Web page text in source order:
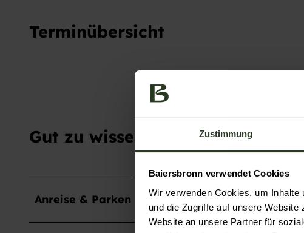
Zustimmung
Baiersbronn verwendet Cookies
Wir verwenden Cookies, um Inhalte
und die Zugriffe auf unsere
Website an unsere Partner für
Terminübersicht
Gut zu wissen
Anreise & Parken